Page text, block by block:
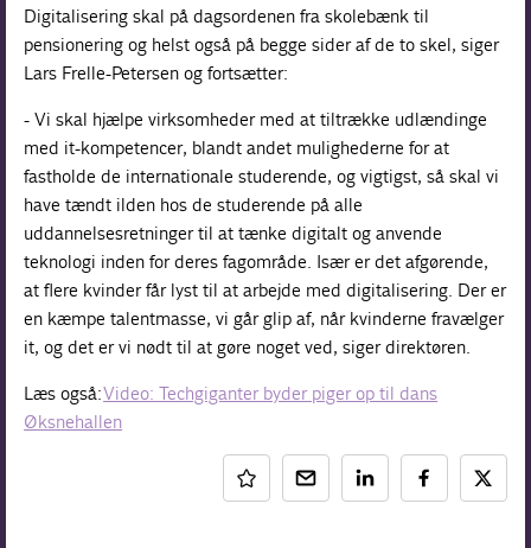
Digitalisering skal på dagsordenen fra skolebænk til
pensionering og helst også på begge sider af de to skel, siger
Lars Frelle-Petersen og fortsætter:
- Vi skal hjælpe virksomheder med at tiltrække udlændinge
med it-kompetencer, blandt andet mulighederne for at
fastholde de internationale studerende, og vigtigst, så skal vi
have tændt ilden hos de studerende på alle
uddannelsesretninger til at tænke digitalt og anvende
teknologi inden for deres fagområde. Især er det afgørende,
at flere kvinder får lyst til at arbejde med digitalisering. Der er
en kæmpe talentmasse, vi går glip af, når kvinderne fravælger
it, og det er vi nødt til at gøre noget ved, siger direktøren.
Læs også:Video: Techgiganter byder piger op til dans
Øksnehallen